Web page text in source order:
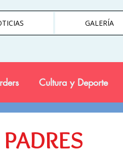
GALERÍA
Cultura y Deporte